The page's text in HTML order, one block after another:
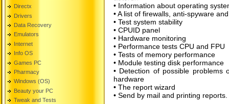
Directx
Drivers
Data Recovery
Emulators
Internet
Info OS
Games PC
Pharmacy
Windows (OS)
Beauty your PC
Tweak and Tests
• Information about operating
• A list of firewalls, anti-spyware
• Test system stability
• CPUID panel
• Hardware monitoring
• Performance tests CPU and FPU
• Tests of memory performance
• Module testing disk performance
• Detection of possible problems
hardware
• The report wizard
• Send by mail and printing reports.